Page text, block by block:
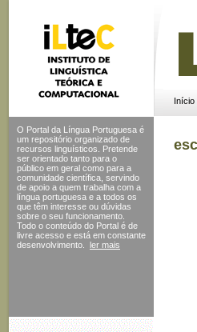
Início
O Portal da Língua Portuguesa é
um repositório organizado de
recursos linguísticos. Pretende
ser orientado tanto para o
público em geral como para a
comunidade científica, servindo
de apoio a quem trabalha com a
língua portuguesa e a todos os
que têm interesse ou dúvidas
sobre o seu funcionamento.
Todo o conteúdo do Portal é de
livre acesso e está em constante
desenvolvimento.
ler mais